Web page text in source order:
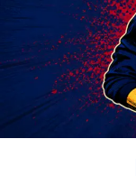
è stato inserito
League più ostica.
Sarebbe stato
Peraltro, il